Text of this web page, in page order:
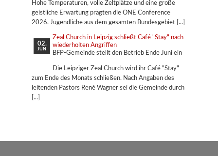
Hohe Temperaturen, volle Zeltplätze und eine große
geistliche Erwartung prägten die ONE Conference
2026. Jugendliche aus dem gesamten Bundesgebiet
02.
JUN
Zeal Church in Leipzig schließt Café "Stay" nach
wiederholten Angriffen
BFP-Gemeinde stellt den Betrieb Ende Juni ein
Die Leipziger Zeal Church wird ihr Café "Stay"
zum Ende des Monats schließen. Nach Angaben des
leitenden Pastors René Wagner sei die Gemeinde durch